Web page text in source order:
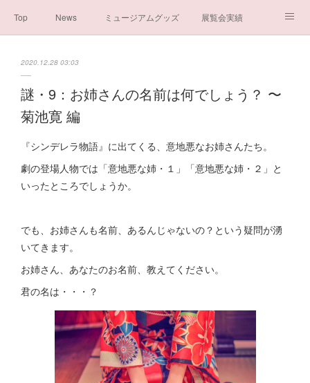
Top News ミュージアムグッズ 展覧会実績
お問い合わせ
2020.12.28 03:03
謎・9：お姉さんの名前は何でしょう？ 〜
菊池寛 編
『シンデレラ物語』に出てくる、意地悪なお姉さんたち。
劇の登場人物では「意地悪な姉・１」「意地悪な姉・２」と
いったところでしょうか。
でも、お姉さんも名前、あるんじゃないの？という疑問が湧
いてきます。
お姉さん、あなたのお名前、教えてください。
君の名は・・・？